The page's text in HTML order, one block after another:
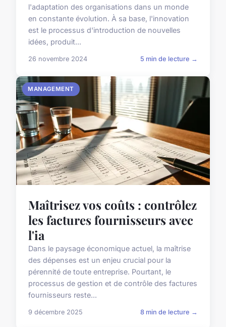
l'adaptation des organisations dans un monde
en constante évolution. À sa base, l'innovation
est le processus d'introduction de nouvelles
idées, produit...
26 novembre 2024 5 min de lecture →
MANAGEMENT
Maîtrisez vos coûts : contrôlez
les factures fournisseurs avec
l'ia
Dans le paysage économique actuel, la maîtrise
des dépenses est un enjeu crucial pour la
pérennité de toute entreprise. Pourtant, le
processus de gestion et de contrôle des factures
fournisseurs reste...
9 décembre 2025 8 min de lecture →